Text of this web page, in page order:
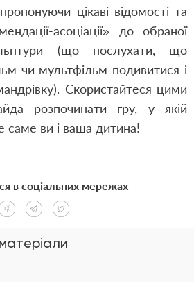
цікаві відомості та
асоціації» до обраної
(що послухати, що
чи мультфільм подивитися і
Скористайтеся цими
розпочинати гру, у якій
саме ви і ваша дитина!
в соціальних мережах